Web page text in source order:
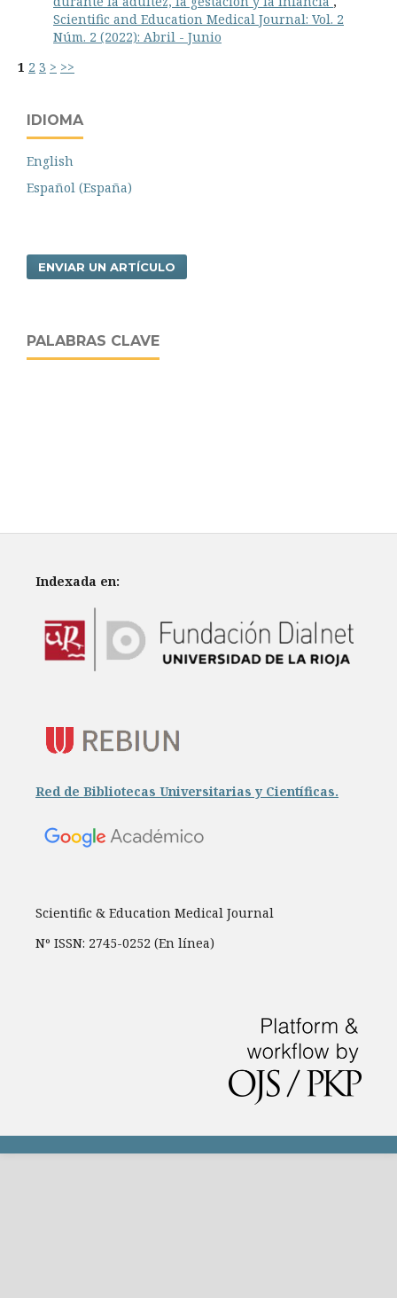
Scientific and Education Medical Journal: Vol. 2
Núm. 2 (2022): Abril - Junio
1 2 3 > >>
IDIOMA
English
Español (España)
ENVIAR UN ARTÍCULO
PALABRAS CLAVE
Indexada en:
Red de Bibliotecas Universitarias y Científicas.
Scientific & Education Medical Journal
Nº ISSN: 2745-0252 (En línea)